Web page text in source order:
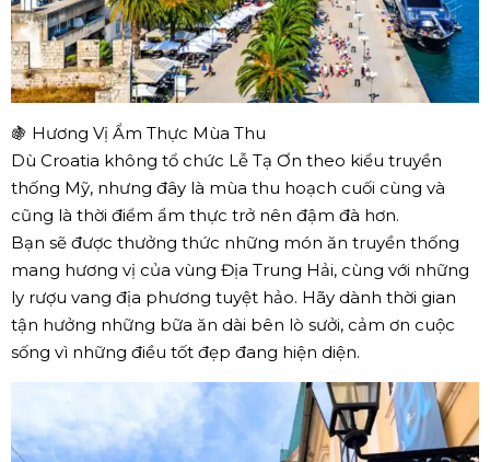
🍇 Hương Vị Ẩm Thực Mùa Thu
Dù Croatia không tổ chức Lễ Tạ Ơn theo kiểu truyền
thống Mỹ, nhưng đây là mùa thu hoạch cuối cùng và
cũng là thời điểm ẩm thực trở nên đậm đà hơn.
Bạn sẽ được thưởng thức những món ăn truyền thống
mang hương vị của vùng Địa Trung Hải, cùng với những
ly rượu vang địa phương tuyệt hảo. Hãy dành thời gian
tận hưởng những bữa ăn dài bên lò sưởi, cảm ơn cuộc
sống vì những điều tốt đẹp đang hiện diện.